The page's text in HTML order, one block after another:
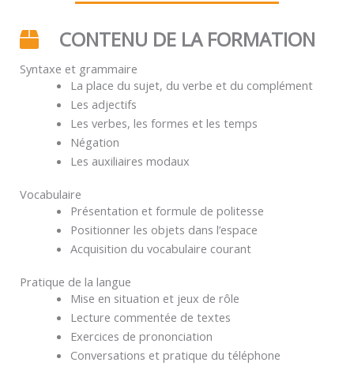
CONTENU DE LA FORMATION
Syntaxe et grammaire
La place du sujet, du verbe et du complément
Les adjectifs
Les verbes, les formes et les temps
Négation
Les auxiliaires modaux
Vocabulaire
Présentation et formule de politesse
Positionner les objets dans l’espace
Acquisition du vocabulaire courant
Pratique de la langue
Mise en situation et jeux de rôle
Lecture commentée de textes
Exercices de prononciation
Conversations et pratique du téléphone